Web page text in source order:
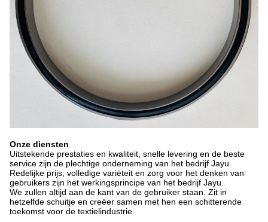
Onze diensten
Uitstekende prestaties en kwaliteit, snelle levering en de beste
service zijn de plechtige onderneming van het bedrijf Jayu.
Redelijke prijs, volledige variëteit en zorg voor het denken van
gebruikers zijn het werkingsprincipe van het bedrijf Jayu.
We zullen altijd aan de kant van de gebruiker staan. Zit in
hetzelfde schuitje en creëer samen met hen een schitterende
toekomst voor de textielindustrie.